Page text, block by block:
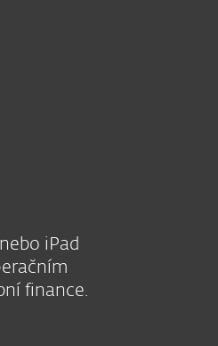
iPad
finance.